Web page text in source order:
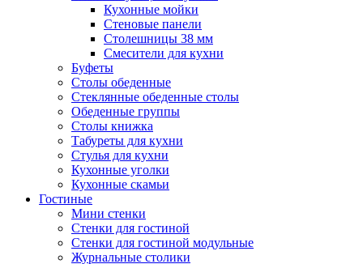
Кухонные мойки
Стеновые панели
Столешницы 38 мм
Смесители для кухни
Буфеты
Столы обеденные
Стеклянные обеденные столы
Обеденные группы
Столы книжка
Табуреты для кухни
Стулья для кухни
Кухонные уголки
Кухонные скамьи
Гостиные
Мини стенки
Стенки для гостиной
Стенки для гостиной модульные
Журнальные столики